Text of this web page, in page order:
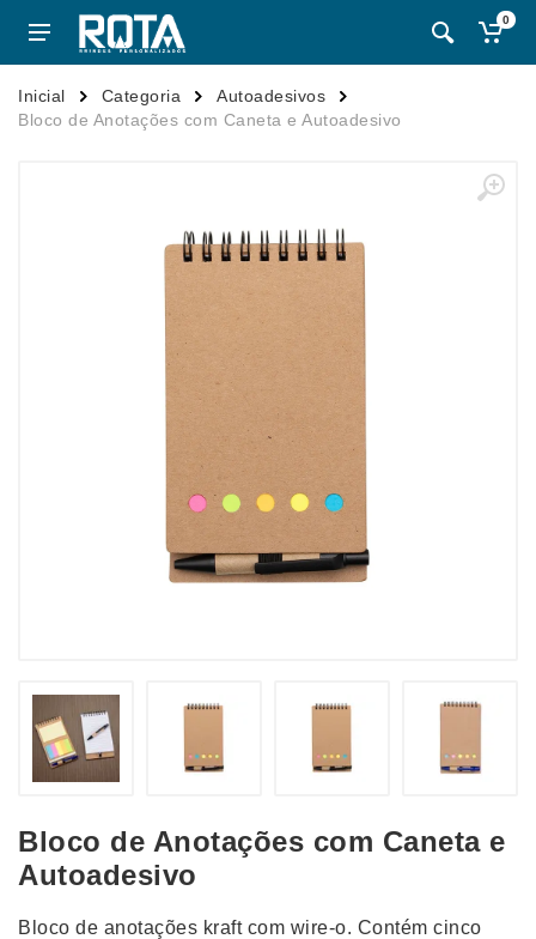
0
Inicial Categoria
Autoadesivos
Bloco de Anotações com Caneta e Autoadesivo
Bloco de Anotações com Caneta e
Autoadesivo
Bloco de anotações kraft com wire-o. Contém cinco